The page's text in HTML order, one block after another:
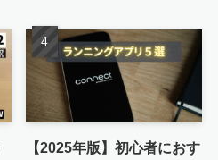
【2025年版】初心者におす